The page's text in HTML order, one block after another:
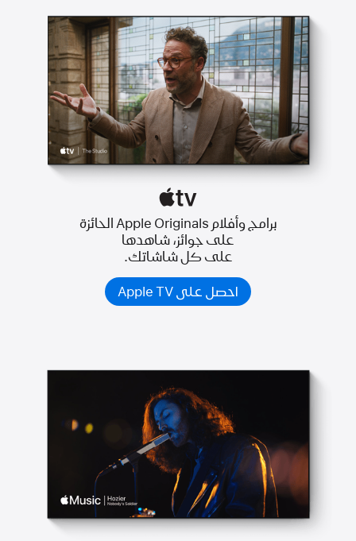
برامج وأفلام Apple Originals الحائزة
على جوائز، شاهدها
على كل شاشاتك.
احصل على Apple TV‏